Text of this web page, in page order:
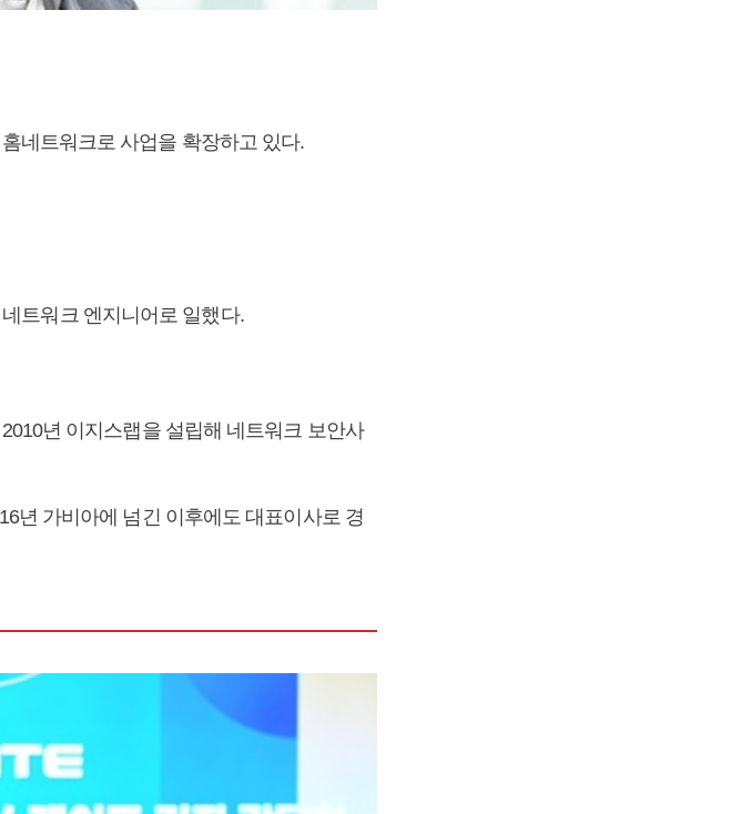
네트워크로 사업을 확장하고 있다.
트워크 엔지니어로 일했다.
년 이지스랩을 설립해 네트워크 보안사
년 가비아에 넘긴 이후에도 대표이사로 경